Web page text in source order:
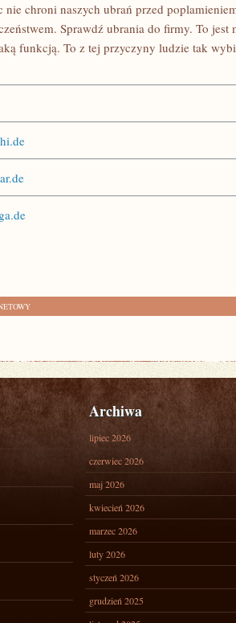
chroni naszych ubrań przed
Sprawdź ubrania do firmy. To
funkcją. To z tej przyczyny ludzie tak
Archiwa
lipiec 2026
czerwiec 2026
maj 2026
kwiecień 2026
marzec 2026
luty 2026
styczeń 2026
grudzień 2025